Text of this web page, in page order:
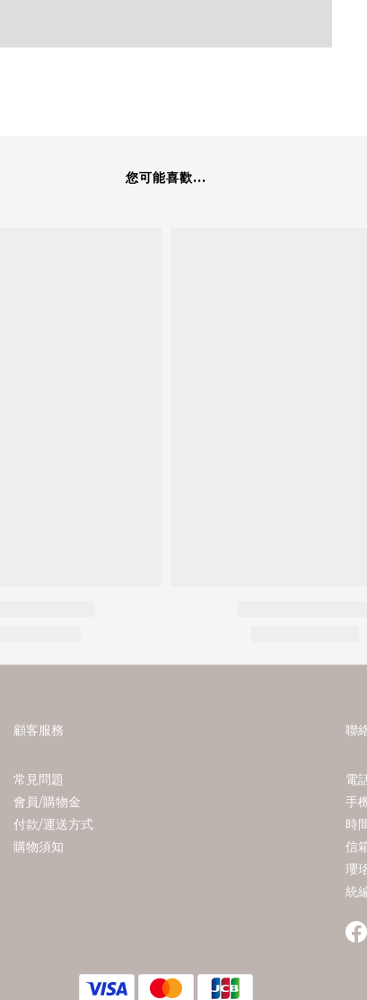
您可能喜歡...
顧客服務
常見問題
會員/購物金
付款/運送方式
購物須知
聯
電
手
時
信
瓔
統